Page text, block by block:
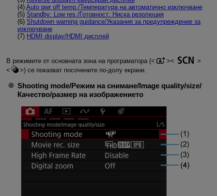
(4) Auto pwr off temp./Температура на автоматично изключване
(5) Standby: Low res./Готовност: Ниска резолюция
(6) Shutdown warning guidance/Указания за предупреждение за
изключване
(7) HDMI display/HDMI дисплей
В режимите от основната зона на програматора (
) се показват посочените по-долу екрани.
Shooting mode/Режим на снимане/Image quality/size/
Качество/размер на изображението